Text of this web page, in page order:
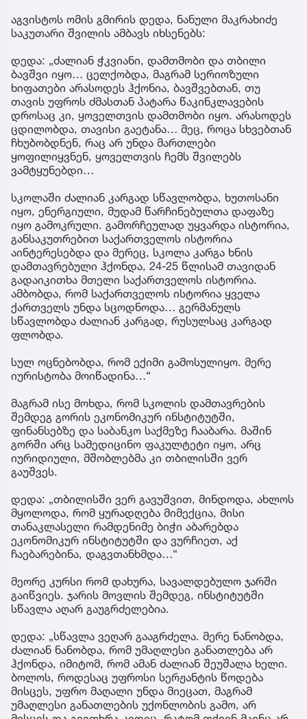
აგვისტოს ომის გმირის დედა, ნანული მაკრახიძე
საკუთარი შვილის ამბავს იხსენებს:
დედა: „ძალიან ჭკვიანი, დამთმობი და თბილი
ბავშვი იყო… ცელქობდა, მაგრამ სერიოზული
ხიფათები არასოდეს ჰქონია, ბავშვებთან, თუ
თავის უფროს ძმასთან პატარა წაკინკლავების
დროსაც კი, ყოველთვის დამთმობი იყო. არასოდეს
ცდილობდა, თავისი გაეტანა… მეც, როცა სხვებთან
ჩხუბობდნენ, რაც არ უნდა მართლები
ყოფილიყვნენ, ყოველთვის ჩემს შვილებს
ვამტყუნებდი…
სკოლაში ძალიან კარგად სწავლობდა, ხუთოსანი
იყო, ენერგიული, მუდამ წარჩინებულთა დაფაზე
იყო გამოკრული. გამორჩეულად უყვარდა ისტორია,
განსაკუთრებით საქართველოს ისტორია
აინტერესებდა და მერეც, სკოლა კარგა ხნის
დამთავრებული ჰქონდა, 24-25 წლისამ თავიდან
გადაიკითხა მთელი საქართველოს ისტორია.
ამბობდა, რომ საქართველოს ისტორია ყველა
ქართველს უნდა სცოდნოდა… გერმანულს
სწავლობდა ძალიან კარგად, რუსულსაც კარგად
ფლობდა.
სულ ოცნებობდა, რომ ექიმი გამოსულიყო. მერე
იურისტობა მოიწადინა…“
მაგრამ ისე მოხდა, რომ სკოლის დამთავრების
შემდეგ გორის ეკონომიკურ ინსტიტუტში,
ფინანსებზე და საბანკო საქმეზე ჩააბარა. მაშინ
გორში არც სამედიცინო ფაკულტეტი იყო, არც
იურიდიული, მშობლებმა კი თბილისში ვერ
გაუშვეს.
დედა: „თბილისში ვერ გავუშვით, მინდოდა, ახლოს
მყოლოდა, რომ ყურადღება მიმექცია, მისი
თანაკლასელი რამდენიმე ბიჭი აბარებდა
ეკონომიკურ ინსტიტუტში და ვურჩიეთ, აქ
ჩაებარებინა, დაგვთანხმდა…“
მეორე კურსი რომ დახურა, სავალდებულო ჯარში
გაიწვიეს. ჯარის მოვლის შემდეგ, ინსტიტუტში
სწავლა აღარ გაუგრძელებია.
დედა: „სწავლა ვეღარ გააგრძელა. მერე ნანობდა,
ძალიან ნანობდა, რომ უმაღლესი განათლება არ
ჰქონდა, იმიტომ, რომ ამან ძალიან შეუშალა ხელი.
ბოლოს, როდესაც უფროსი სერჟანტის წოდება
მისცეს, უფრო მაღალი უნდა მიეცათ, მაგრამ
უმაღლესი განათლების უქონლობის გამო, არ